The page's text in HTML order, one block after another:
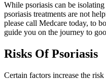
While psoriasis can be
psoriasis treatments are not
please call Medcare today, to
guide you on the journey to
Risks Of Psoriasis
Certain factors increase the